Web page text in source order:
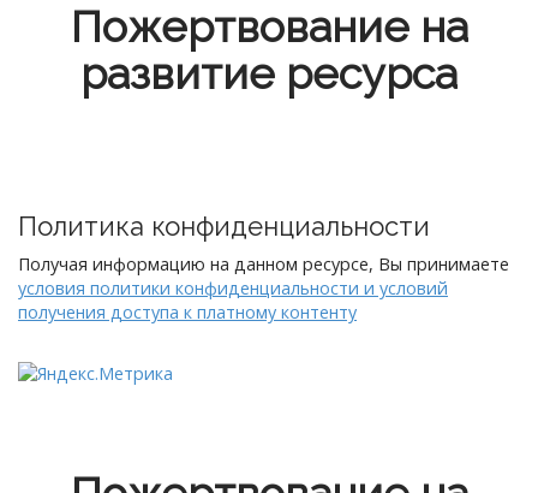
Пожертвование на
развитие ресурса
Политика конфиденциальности
Получая информацию на данном ресурсе, Вы принимаете
условия политики конфиденциальности и условий
получения доступа к платному контенту